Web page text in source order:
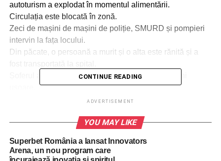
autoturism a explodat în momentul alimentării.
Circulația este blocată în zonă.
Zeci de mașini de mașini de poliție, SMURD și pompieri
intervin la fața locului.
Din păcate, o persoană a murit și o alta este rănită și a
Șoferul autoturismului este în viață, s-a ales cu răni
Angajatul stației de alimentare a murit. Acesta avea 26 de
Totul s-a petrecut duminică dimineață, în jurul orei 05:35
localitatea Pantelimon, jud. Ilfov, a anunțat ISU Ilfov.
CONTINUE READING
ADVERTISEMENT
YOU MAY LIKE
Superbet România a lansat Innovators
Arena, un nou program care